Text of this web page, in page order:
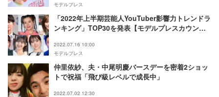
モデルプレス
「2022年上半期芸能人YouTuber影響力トレンドラ
ンキング」TOP30を発表【モデルプレスカウント
2022.07.16 10:00
モデルプレス
仲里依紗、夫・中尾明慶バースデーを密着2ショッ
トで祝福「飛び級レベルで成長中」
2022.07.02 12:30